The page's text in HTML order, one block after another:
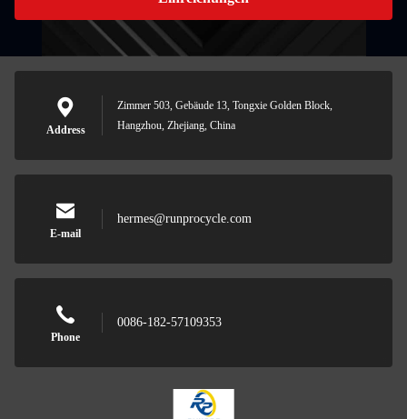
Address
Zimmer 503, Gebäude 13, Tongxie Golden Block,
Hangzhou, Zhejiang, China
E-mail
hermes@runprocycle.com
Phone
0086-182-57109353